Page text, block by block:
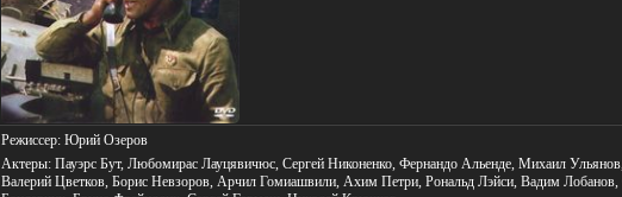
Режиссер: Юрий Озеров
Актеры: Пауэрс Бут, Любомирас Лауцявичюс, Сергей Никоненко, Фернандо Альенде, Михаил Ульянов,
Валерий Цветков, Борис Невзоров, Арчил Гомиашвили, Ахим Петри, Рональд Лэйси, Вадим